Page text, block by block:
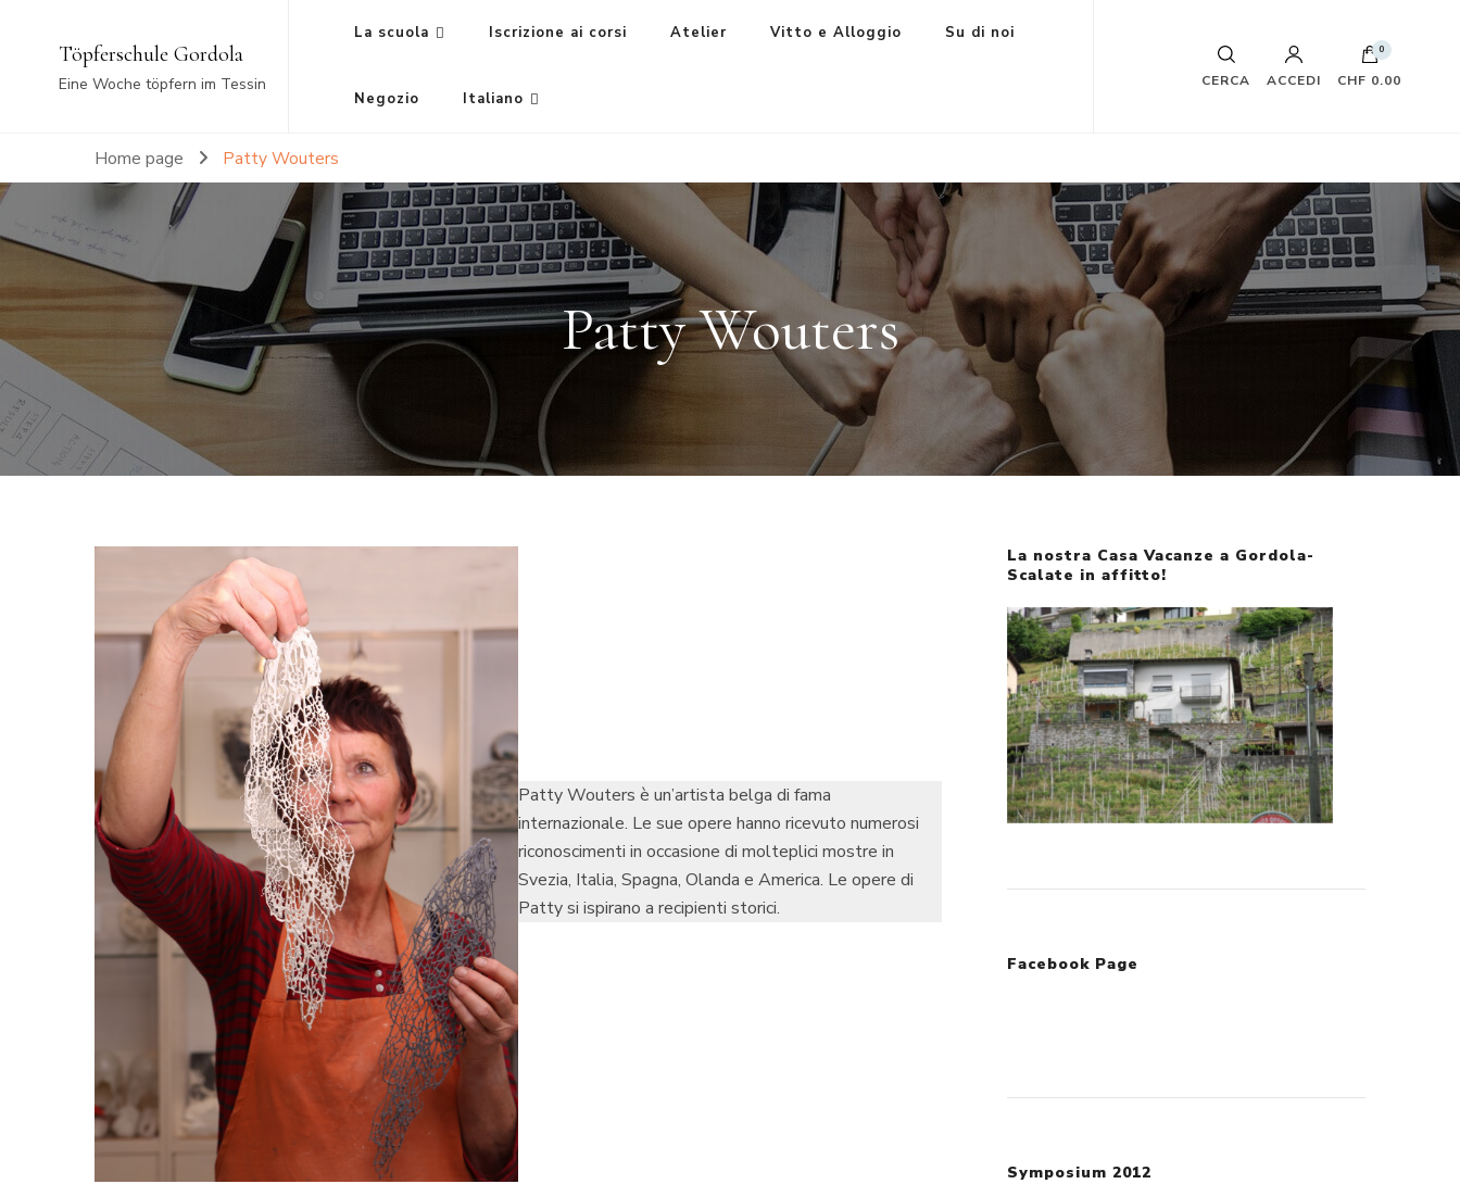
Töpferschule Gordola
Eine Woche töpfern im Tessin
La scuola Iscrizione ai corsi Atelier Vitto e Alloggio Su di noi
Negozio Italiano
CERCA ACCEDI
0
CHF 0.00
Home page Patty Wouters
Patty Wouters
Patty Wouters è un’artista belga di fama
internazionale. Le sue opere hanno ricevuto numerosi
riconoscimenti in occasione di molteplici mostre in
Svezia, Italia, Spagna, Olanda e America. Le opere di
Patty si ispirano a recipienti storici.
La nostra Casa Vacanze a Gordola-
Scalate in affitto!
Facebook Page
Symposium 2012